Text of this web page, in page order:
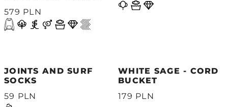
579 PLN
JOINTS AND SURF
SOCKS
59 PLN
WHITE SAGE - CORD
BUCKET
179 PLN